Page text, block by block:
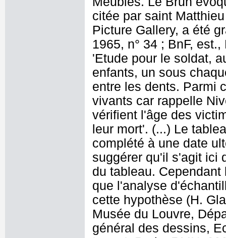
citée par saint
Picture Gallery, a été
1965, n° 34 ; BnF,
'Etude pour le soldat,
enfants, un sous
entre les dents. Parmi
vivants car rappelle
vérifient l'âge des
leur mort'. (...) Le
complété à une date
suggérer qu'il s'agit ici
du tableau.
que l'analyse
cette hypothèse (H.
Musée du Louvre,
général des dessins,